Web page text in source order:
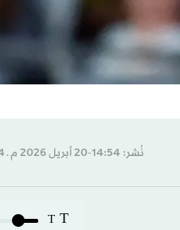
نُشر: 14:54-20 أبريل 2026 م ـ 04 ذو القِعدة 1447 هـ
T
T